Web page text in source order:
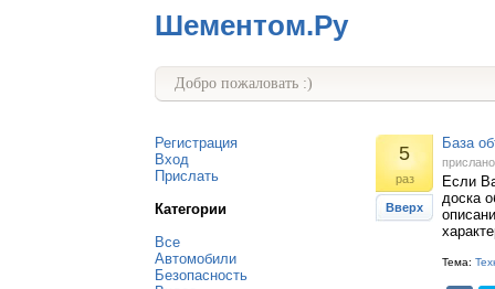
Шементом.Ру
Добро пожаловать :)
Регистрация
Вход
Прислать
Категории
Все
Автомобили
Безопасность
5
раз
Вверх
База
Если
доска
Тема: